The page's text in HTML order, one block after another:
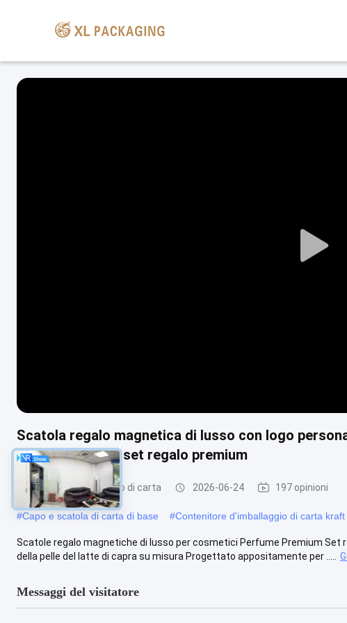
Play
Scatola regalo magnetica di lusso con logo
l'imballaggio del set regalo premium
scatole d'imballaggio di carta 2026-06-24 197 opinioni
#Capo e scatola di carta di base #Contenitore d'imballaggio di carta kraft
Scatole regalo magnetiche di lusso per cosmetici Perfume Premium Set
della pelle del latte di capra su misura Progettato appositamente per .....
Messaggi del visitatore